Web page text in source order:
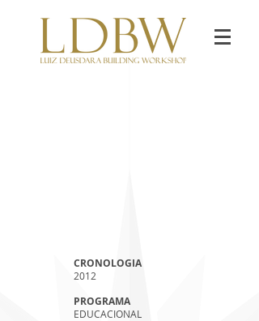
CRONOLOGIA
2012
PROGRAMA
EDUCACIONAL